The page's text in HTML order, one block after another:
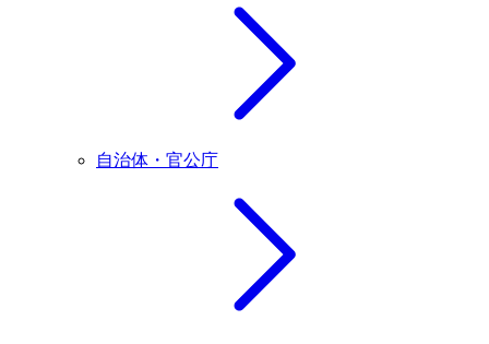
自治体・官公庁